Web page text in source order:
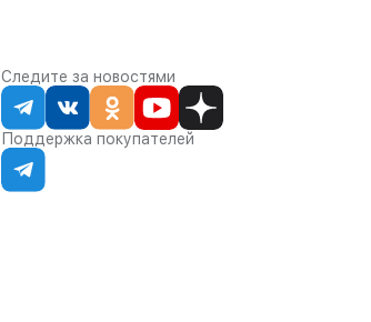
Следите за новостями
Поддержка покупателей